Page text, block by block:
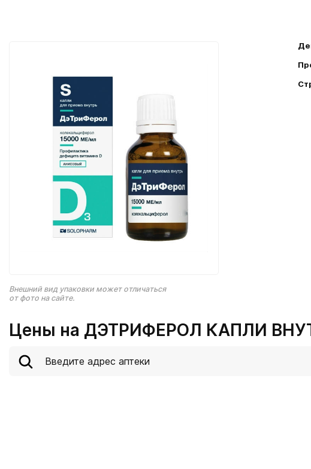
Внешний вид упаковки может отличаться
от фото на сайте.
Цены на ДЭТРИФЕРОЛ КАПЛИ